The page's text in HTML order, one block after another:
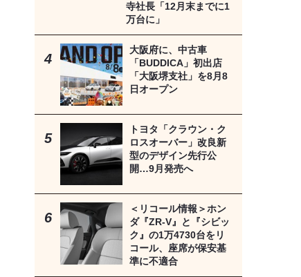
寺社長「12月末までに1
万台に」
大阪府に、中古車
「BUDDICA」初出店
「大阪堺支社」を8月8
日オープン
トヨタ「クラウン・ク
ロスオーバー」改良新
型のデザイン先行公
開…9月発売へ
＜リコール情報＞ホン
ダ『ZR-V』と『シビッ
ク』の1万4730台をリ
コール、座席が保安基
準に不適合